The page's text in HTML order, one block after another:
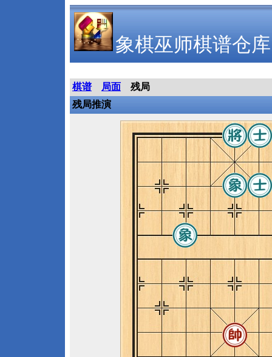
象棋巫师棋谱仓库
棋谱 局面
残局
残局推演